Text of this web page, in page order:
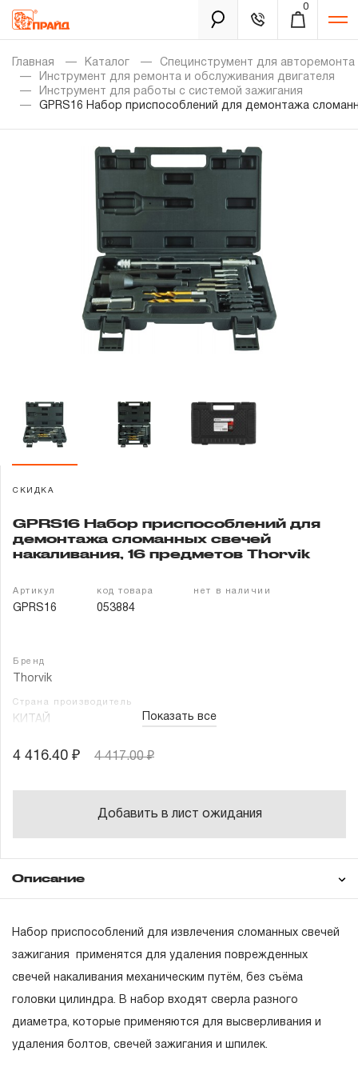
0
Каталог
Золотая лихорадка
Распродажа
Уцененный товар
Доставка и оплата
Партнерам
Забыли пароль?
Главная Каталог
Специнструмент для авторемонта
Инструмент для ремонта и обслуживания двигателя
Инструмент для работы с системой зажигания
GPRS16 Набор приспособлений для демонтажа
СКИДКА
GPRS16 Набор приспособлений для
демонтажа сломанных свечей
накаливания, 16 предметов Thorvik
Артикул
GPRS16
код товара
053884
нет в наличии
Бренд
Thorvik
Страна производитель
КИТАЙ Показать все
4 416.40 ₽ 4 417.00 ₽
Добавить в лист ожидания
Описание
Техническая
Состав товара
Набор приспособлений для извлечения сломанных свечей
зажигания применятся для удаления поврежденных
свечей накаливания механическим путём, без съёма
головки цилиндра. В набор входят сверла разного
диаметра, которые применяются для высверливания и
удаления болтов, свечей зажигания и шпилек.
ГАРАНТИЙНЫЕ ОБЯЗАТЕЛЬСТВА.
1.1 Понятие «ПОЖИЗНЕННАЯ ГАРАНТИЯ» включает в
Метчики 3 шт.
Держатель сверла 1 шт.
Сверла 2 шт.